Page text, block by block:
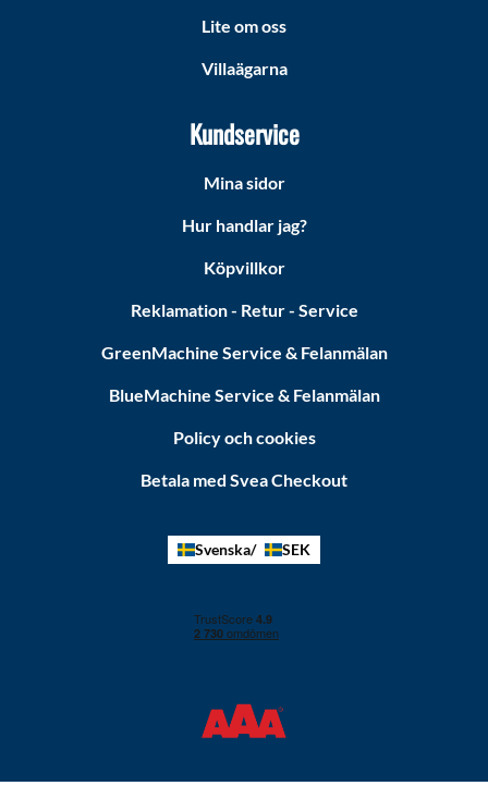
Lite om oss
Villaägarna
Kundservice
Mina sidor
Hur handlar jag?
Köpvillkor
Reklamation - Retur - Service
GreenMachine Service & Felanmälan
BlueMachine Service & Felanmälan
Policy och cookies
Betala med Svea Checkout
Svenska SEK